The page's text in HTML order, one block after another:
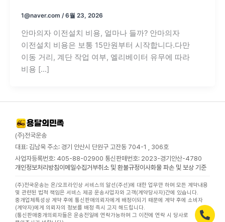
1@naver.com /6월 23, 2026
안마의자 이전설치 비용, 얼마나 들까? 안마의자
이전설치 비용은 보통 15만원부터 시작합니다.다만
이동 거리, 계단 작업 여부, 엘리베이터 유무에 따라
비용 […]
(주)전국운송
대표: 김남욱 주소: 경기 안산시 단원구 고잔동 704-1 , 306호
사업자등록번호: 405-88-02900 통신판매번호: 2023-경기안산-4780
개인정보처리방침이메일수집거부취소 및 환불규정이사화물 파손 및 보상 기준
(주)전국운송는 온/오프라인상 서비스의 알선(주선)에 대한 업무만 하며 모든 계약내용
및 관련된 법적 책임은 서비스 제공 운송사업자와 고객(계약당사자)간에 있습니다.
중개업체특성상 계약 후에 통신판매의뢰자에게 배정이되기 때문에 계약 후에 소비자
(계약자)에게 의뢰자의 정보를 배정 즉시 고지 해드립니다.
(통신판매중개의뢰자들은 운송전일에 연락가능하며 그 이전에 연락 시 당사로